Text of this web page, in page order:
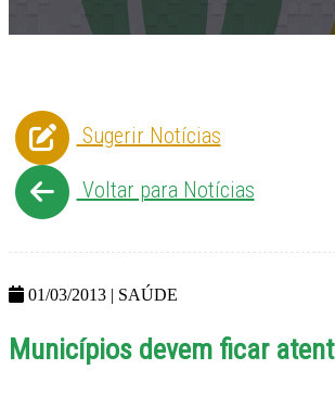
Sugerir Notícias
Voltar para Notícias
01/03/2013 | SAÚDE
Municípios devem ficar